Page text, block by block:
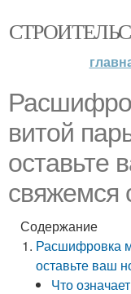
витой
оставьте
свяжемся
Содержание
Расшифровка
оставьте ваш
Что